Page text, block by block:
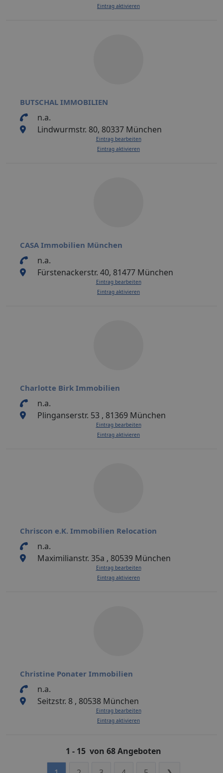
Eintrag aktivieren
BUTSCHAL IMMOBILIEN
n.a.
Lindwurmstr. 80, 80337 München
Eintrag bearbeiten
Eintrag aktivieren
CASA Immobilien München
n.a.
Fürstenackerstr. 40, 81477 München
Eintrag bearbeiten
Eintrag aktivieren
Charlotte Birk Immobilien
n.a.
Plinganserstr. 53 , 81369 München
Eintrag bearbeiten
Eintrag aktivieren
Chriscon e.K. Immobilien Relocation
n.a.
Maximilianstr. 35a , 80539 München
Eintrag bearbeiten
Eintrag aktivieren
Christine Ponater Immobilien
n.a.
Seitzstr. 8 , 80538 München
Eintrag bearbeiten
Eintrag aktivieren
1 - 15 von 68 Angeboten